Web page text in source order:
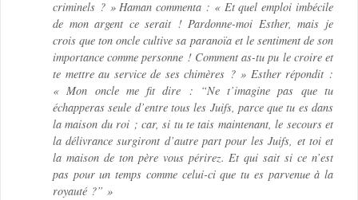
criminels ? » Haman commenta : « Et quel emploi imbécile
de mon argent ce serait ! Pardonne-moi Esther, mais je
crois que ton oncle cultive sa paranoïa et le sentiment de son
importance comme personne ! Comment as-tu pu le croire et
te mettre au service de ses chimères ? » Esther répondit :
« Mon oncle me fit dire : “Ne t’imagine pas que tu
échapperas seule d’entre tous les Juifs, parce que tu es dans
la maison du roi ; car, si tu te tais maintenant, le secours et
la délivrance surgiront d’autre part pour les Juifs, et toi et
la maison de ton père vous périrez. Et qui sait si ce n’est
pas pour un temps comme celui-ci que tu es parvenue à la
royauté ?” »